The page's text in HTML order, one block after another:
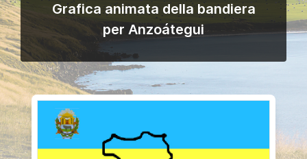
Grafica animata della bandiera
per Anzoátegui